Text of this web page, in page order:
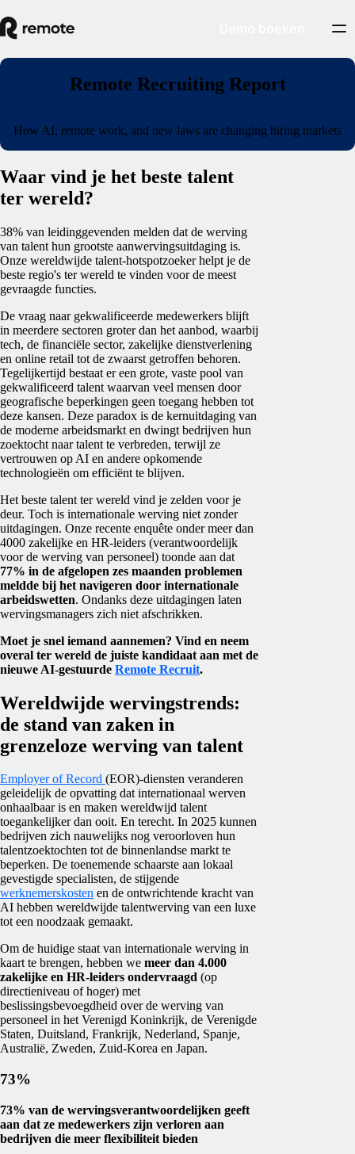
Remote Recruiting Report
How AI, remote work, and new laws are changing hiring markets
Waar vind je het beste talent
ter wereld?
38% van leidinggevenden melden dat de werving
van talent hun grootste aanwervingsuitdaging is.
Onze wereldwijde talent-hotspotzoeker helpt je de
beste regio's ter wereld te vinden voor de meest
gevraagde functies.
De vraag naar gekwalificeerde medewerkers blijft
in meerdere sectoren groter dan het aanbod, waarbij
tech, de financiële sector, zakelijke dienstverlening
en online retail tot de zwaarst getroffen behoren.
Tegelijkertijd bestaat er een grote, vaste pool van
gekwalificeerd talent waarvan veel mensen door
geografische beperkingen geen toegang hebben tot
deze kansen. Deze paradox is de kernuitdaging van
de moderne arbeidsmarkt en dwingt bedrijven hun
zoektocht naar talent te verbreden, terwijl ze
vertrouwen op AI en andere opkomende
technologieën om efficiënt te blijven.
Het beste talent ter wereld vind je zelden voor je
deur. Toch is internationale werving niet zonder
uitdagingen. Onze recente enquête onder meer dan
4000 zakelijke en HR-leiders (verantwoordelijk
voor de werving van personeel) toonde aan dat
77% in de afgelopen zes maanden problemen
meldde bij het navigeren door internationale
arbeidswetten. Ondanks deze uitdagingen laten
wervingsmanagers zich niet afschrikken.
Moet je snel iemand aannemen? Vind en neem
overal ter wereld de juiste kandidaat aan met de
nieuwe AI-gestuurde Remote Recruit.
Wereldwijde wervingstrends:
de stand van zaken in
grenzeloze werving van talent
Employer of Record (EOR)-diensten veranderen
geleidelijk de opvatting dat internationaal werven
onhaalbaar is en maken wereldwijd talent
toegankelijker dan ooit. En terecht. In 2025 kunnen
bedrijven zich nauwelijks nog veroorloven hun
talentzoektochten tot de binnenlandse markt te
beperken. De toenemende schaarste aan lokaal
gevestigde specialisten, de stijgende
werknemerskosten en de ontwrichtende kracht van
AI hebben wereldwijde talentwerving van een luxe
tot een noodzaak gemaakt.
Om de huidige staat van internationale werving in
kaart te brengen, hebben we meer dan 4.000
zakelijke en HR-leiders ondervraagd (op
directieniveau of hoger) met
beslissingsbevoegdheid over de werving van
personeel in het Verenigd Koninkrijk, de Verenigde
Staten, Duitsland, Frankrijk, Nederland, Spanje,
Australië, Zweden, Zuid-Korea en Japan.
73%
73% van de wervingsverantwoordelijken geeft
aan dat ze medewerkers zijn verloren aan
bedrijven die meer flexibiliteit bieden